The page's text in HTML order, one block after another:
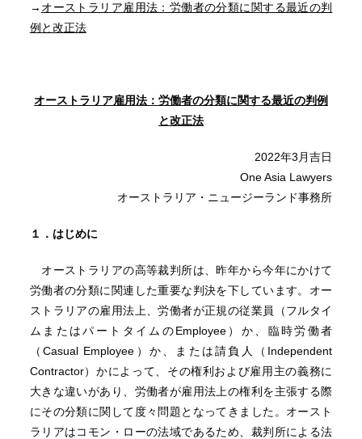
→ オーストラリア雇用法：労働者の分類に関する最近の判
例と改正法
オーストラリア雇用法：労働者の分類に関する最近の判例
と改正法
2022年3月吉日
One Asia Lawyers
オーストラリア・ニュージーランド事務所
１．はじめに
オーストラリアの高等裁判所は、昨年から今年にかけて
労働者の分類に関連した重要な判決を下しています。オー
ストラリアの雇用法上、労働者が正規の従業員（フルタイ
ムまたはパートタイムのEmployee）か、臨時労働者
（Casual Employee）か、または請負人（Independent
Contractor）かによって、その権利および雇用主の義務に
大きな違いがあり、労働者が雇用法上の権利を主張する際
にその分類に関して度々問題となってきました。オースト
ラリアはコモン・ローの法域であるため、裁判所による法